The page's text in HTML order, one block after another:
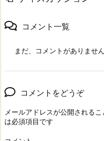
コメント一覧
まだ、コメントがありません
コメントをどうぞ
メールアドレスが公開されるこ
は必須項目です